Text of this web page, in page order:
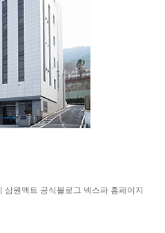
삼원액트 공식블로그 넥스파 홈페이지